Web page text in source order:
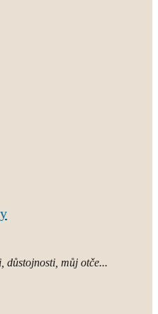
důstojnosti, můj otče...